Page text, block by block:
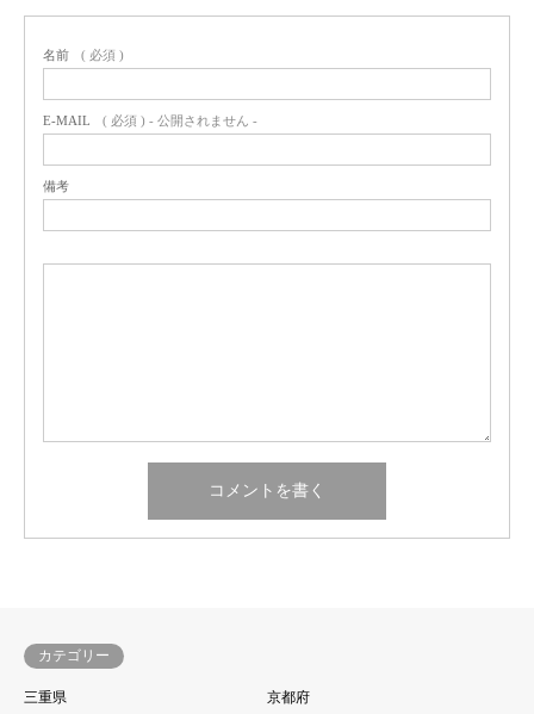
名前 ( 必須 )
E-MAIL ( 必須 ) - 公開されません -
備考
カテゴリー
三重県
京都府